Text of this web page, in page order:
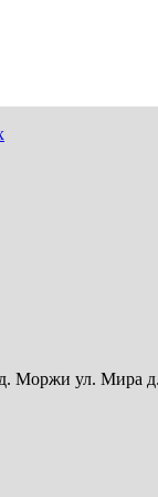
Моржи ул. Мира